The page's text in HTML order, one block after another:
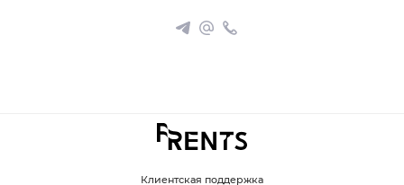
Клиентская поддержка